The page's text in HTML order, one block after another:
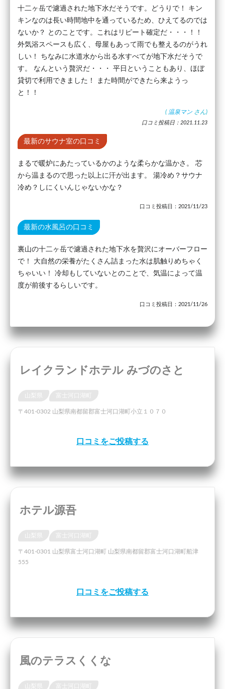
十二ヶ岳で濾過された地下水だそうです。どうりで！ キン
キンなのは長い時間地中を通っているため、ひえてるのでは
ないか？ とのことです。これはリピート確定だ・・・！！
外気浴スペースも広く、母屋もあって雨でも整えるのがうれ
しい！ ちなみに水道水から出る水すべてが地下水だそうで
す。 なんという贅沢だ・・・ 平日ということもあり、ほぼ
貸切で利用できました！ また時間ができたら来ようっ
と！！
( 温泉マン さん)
口コミ投稿日：2021.11.23
最新のサウナ室の口コミ
まるで暖炉にあたっているかのような柔らかな温かさ。 芯
から温まるので思った以上に汗が出ます。 湯冷め？サウナ
冷め？しにくいんじゃないかな？
口コミ投稿日：2021/11/23
最新の水風呂の口コミ
裏山の十二ヶ岳で濾過された地下水を贅沢にオーバーフロー
で！ 大自然の栄養がたくさん詰まった水は肌触りめちゃく
ちゃいい！ 冷却もしていないとのことで、気温によって温
度が前後するらしいです。
口コミ投稿日：2021/11/26
レイクランドホテル みづのさと
山梨県
〒401-0302 山梨県南都留郡富士河口湖町小立１０７０
口コミをご投稿する
ホテル源吾
山梨県
〒401-0301 山梨県富士河口湖町 山梨県南都留郡富士河口湖町船津
555
口コミをご投稿する
風のテラスくくな
山梨県